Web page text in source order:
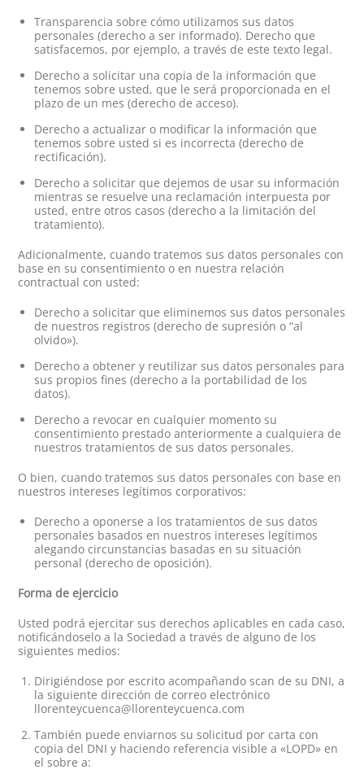
Transparencia sobre cómo utilizamos sus datos
personales (derecho a ser informado). Derecho que
satisfacemos, por ejemplo, a través de este texto legal.
Derecho a solicitar una copia de la información que
tenemos sobre usted, que le será proporcionada en el
plazo de un mes (derecho de acceso).
Derecho a actualizar o modificar la información que
tenemos sobre usted si es incorrecta (derecho de
rectificación).
Derecho a solicitar que dejemos de usar su información
mientras se resuelve una reclamación interpuesta por
usted, entre otros casos (derecho a la limitación del
tratamiento).
Adicionalmente, cuando tratemos sus datos personales con
base en su consentimiento o en nuestra relación
contractual con usted:
Derecho a solicitar que eliminemos sus datos personales
de nuestros registros (derecho de supresión o “al
olvido»).
Derecho a obtener y reutilizar sus datos personales para
sus propios fines (derecho a la portabilidad de los
datos).
Derecho a revocar en cualquier momento su
consentimiento prestado anteriormente a cualquiera de
nuestros tratamientos de sus datos personales.
O bien, cuando tratemos sus datos personales con base en
nuestros intereses legítimos corporativos:
Derecho a oponerse a los tratamientos de sus datos
personales basados en nuestros intereses legítimos
alegando circunstancias basadas en su situación
personal (derecho de oposición).
Forma de ejercicio
Usted podrá ejercitar sus derechos aplicables en cada caso,
notificándoselo a la Sociedad a través de alguno de los
siguientes medios:
Dirigiéndose por escrito acompañando scan de su DNI, a
la siguiente dirección de correo electrónico
llorenteycuenca@llorenteycuenca.com
También puede enviarnos su solicitud por carta con
copia del DNI y haciendo referencia visible a «LOPD» en
el sobre a: